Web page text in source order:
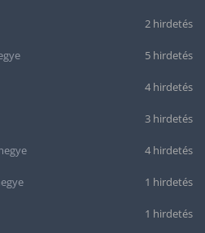
2 hirdetés
5 hirdetés
4 hirdetés
3 hirdetés
4 hirdetés
1 hirdetés
1 hirdetés